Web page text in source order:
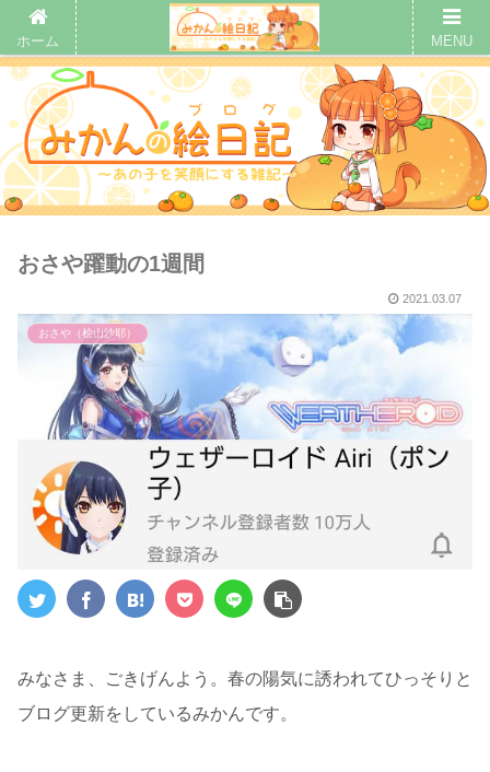
おさや躍動の1週間
2021.03.07
おさや（桧山沙耶）
みなさま、ごきげんよう。春の陽気に誘われてひっそりと
ブログ更新をしているみかんです。
ホーム MENU